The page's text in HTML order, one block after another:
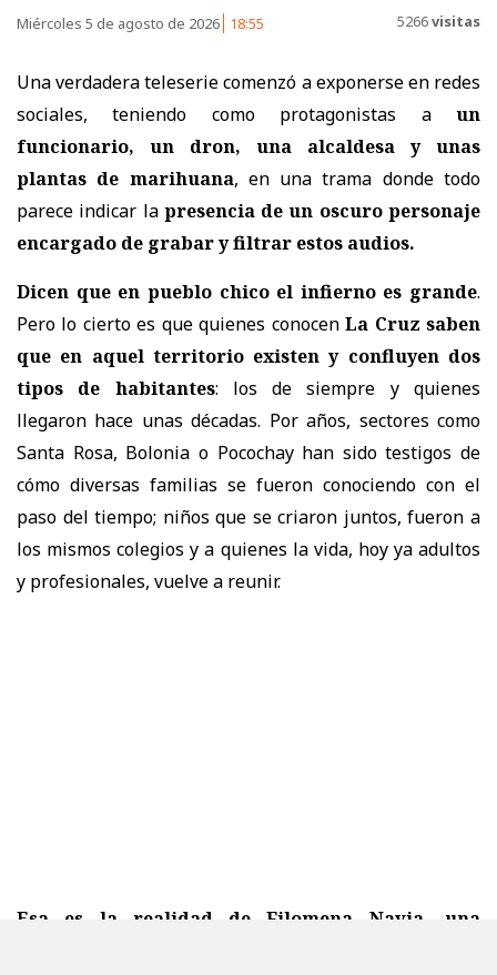
Miércoles 5 de agosto de 2026 18:55 5266visitas
Una verdadera teleserie comenzó a exponerse en redes
sociales, teniendo como protagonistas a un
funcionario, un dron, una alcaldesa y unas
plantas de marihuana, en una trama donde todo
parece indicar la presencia de un oscuro personaje
encargado de grabar y filtrar estos audios.
Dicen que en pueblo chico el infierno es grande.
Pero lo cierto es que quienes conocenLa Cruz saben
que en aquel territorio existen y confluyen dos
tipos de habitantes: los de siempre y quienes
llegaron hace unas décadas. Por años, sectores como
Santa Rosa, Bolonia o Pocochay han sido testigos de
cómo diversas familias se fueron conociendo con el
paso del tiempo; niños que se criaron juntos, fueron a
los mismos colegios y a quienes la vida, hoy ya adultos
y profesionales, vuelve a reunir.
Esa es la realidad de Filomena Navia, una